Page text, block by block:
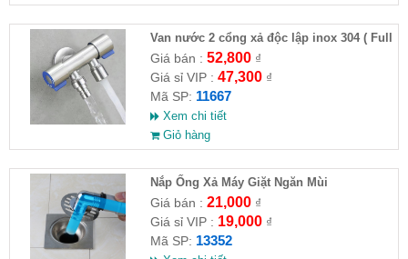
Van nước 2 cổng xả độc lập inox 304 ( Full
VAT )
Giá bán : 52,800₫
Giá sỉ VIP : 47,300₫
Mã SP: 11667
Xem chi tiết
Giỏ hàng
Nắp Ống Xả Máy Giặt Ngăn Mùi
Giá bán : 21,000₫
Giá sỉ VIP : 19,000₫
Mã SP: 13352